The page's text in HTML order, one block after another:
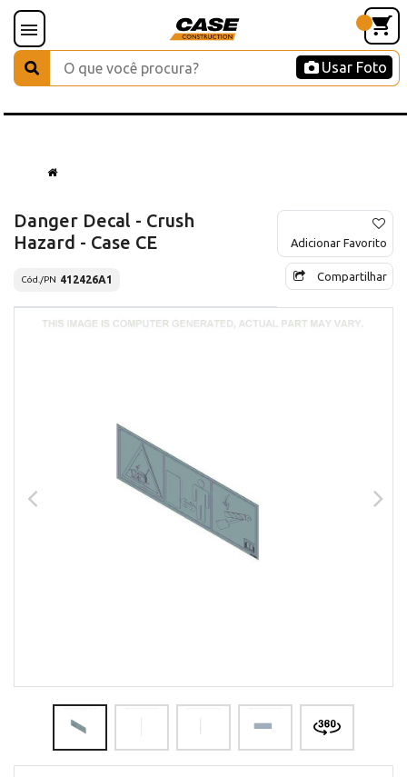
Usar Foto
Danger Decal - Crush
Hazard - Case CE
Cód./PN 412426A1
Adicionar Favorito
Compartilhar